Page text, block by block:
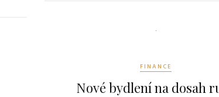
FINANCE
Nové bydlení na dosah